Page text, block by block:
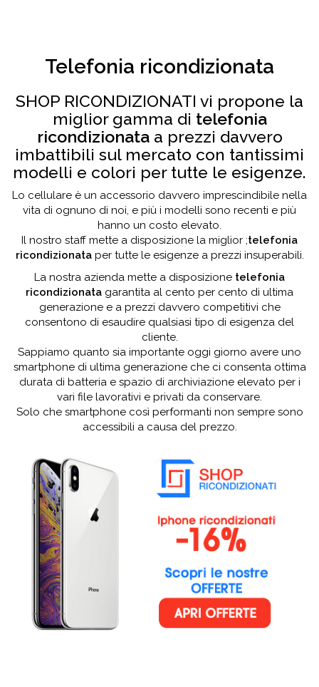
Telefonia ricondizionata
SHOP RICONDIZIONATI vi propone la
miglior gamma di telefonia
ricondizionata a prezzi davvero
imbattibili sul mercato con tantissimi
modelli e colori per tutte le esigenze.
Lo cellulare è un accessorio davvero imprescindibile nella
vita di ognuno di noi, e più i modelli sono recenti e più
hanno un costo elevato.
Il nostro staff mette a disposizione la miglior ;telefonia
ricondizionata per tutte le esigenze a prezzi insuperabili.
La nostra azienda mette a disposizione telefonia
ricondizionata garantita al cento per cento di ultima
generazione e a prezzi davvero competitivi che
consentono di esaudire qualsiasi tipo di esigenza del
cliente.
Sappiamo quanto sia importante oggi giorno avere uno
smartphone di ultima generazione che ci consenta ottima
durata di batteria e spazio di archiviazione elevato per i
vari file lavorativi e privati da conservare.
Solo che smartphone così performanti non sempre sono
accessibili a causa del prezzo.